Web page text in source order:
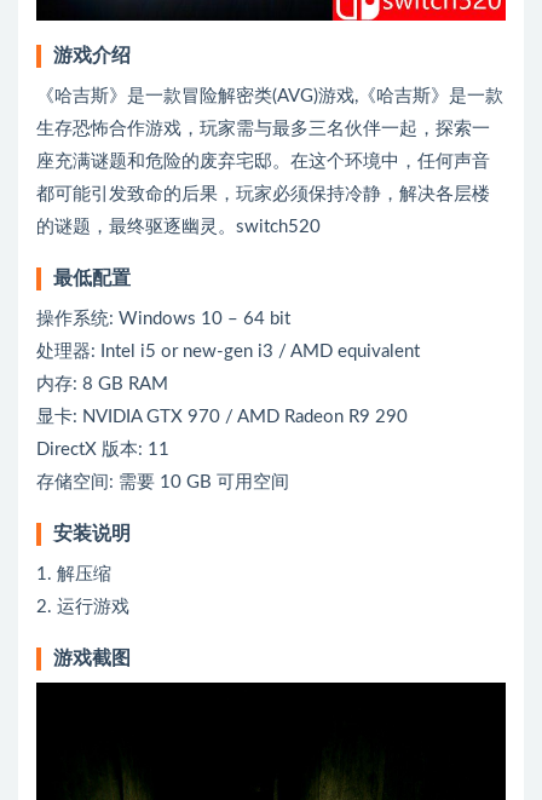
游戏介绍
《哈吉斯》是一款冒险解密类(AVG)游戏,《哈吉斯》是一款
生存恐怖合作游戏，玩家需与最多三名伙伴一起，探索一
座充满谜题和危险的废弃宅邸。在这个环境中，任何声音
都可能引发致命的后果，玩家必须保持冷静，解决各层楼
的谜题，最终驱逐幽灵。switch520
最低配置
操作系统: Windows 10 – 64 bit
处理器: Intel i5 or new-gen i3 / AMD equivalent
内存: 8 GB RAM
显卡: NVIDIA GTX 970 / AMD Radeon R9 290
DirectX 版本: 11
存储空间: 需要 10 GB 可用空间
安装说明
1. 解压缩
2. 运行游戏
游戏截图